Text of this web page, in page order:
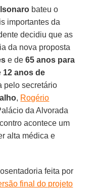
bateu o
importantes da
decidiu que as
da nova proposta
e de65 anos para
12 anos de
pelo secretário
, Rogério
da Alvorada
acontece um
alta médica e
feita por
final do projeto